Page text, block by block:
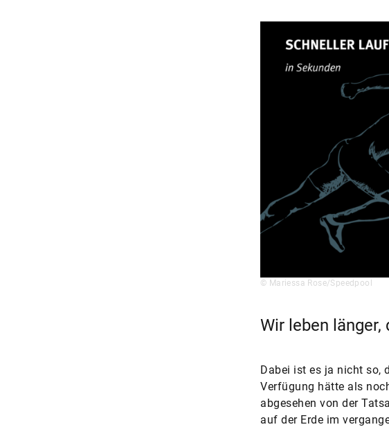
© Mariessa Rose/Speedpool
Wir leben
Dabei ist es ja nicht so,
Verfügung hätte als
abgesehen von der
auf der Erde im